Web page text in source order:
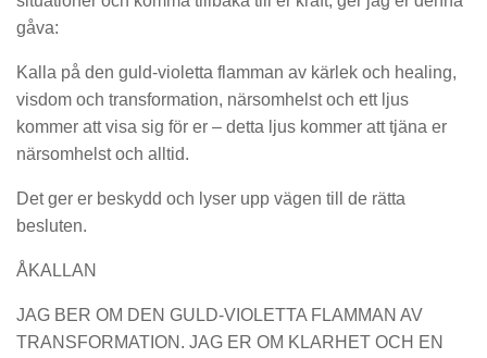
gåva:
Kalla på den guld-violetta flamman av kärlek och healing,
visdom och transformation, närsomhelst och ett ljus
kommer att visa sig för er – detta ljus kommer att tjäna er
närsomhelst och alltid.
Det ger er beskydd och lyser upp vägen till de rätta
besluten.
ÅKALLAN
JAG BER OM DEN GULD-VIOLETTA FLAMMAN AV
TRANSFORMATION. JAG ER OM KLARHET OCH EN